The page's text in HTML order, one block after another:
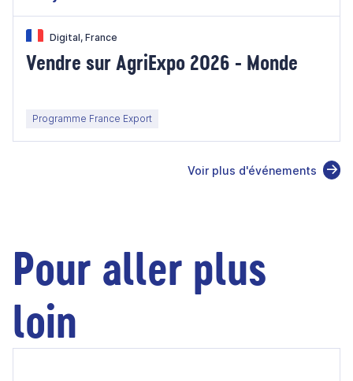
Digital, France
Vendre sur AgriExpo 2026 - Monde
Programme France Export
Voir plus d'événements
Pour aller plus
loin